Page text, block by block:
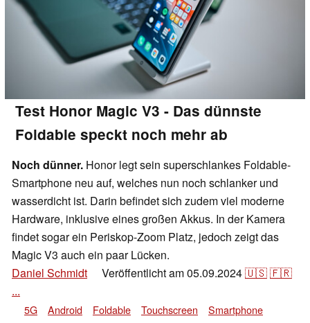
Test Honor Magic V3 - Das dünnste
Foldable speckt noch mehr ab
Noch dünner. Honor legt sein superschlankes Foldable-
Smartphone neu auf, welches nun noch schlanker und
wasserdicht ist. Darin befindet sich zudem viel moderne
Hardware, inklusive eines großen Akkus. In der Kamera
findet sogar ein Periskop-Zoom Platz, jedoch zeigt das
Magic V3 auch ein paar Lücken.
Daniel Schmidt
Veröffentlicht am05.09.2024🇺🇸🇫🇷
...
5G Android Foldable Touchscreen Smartphone